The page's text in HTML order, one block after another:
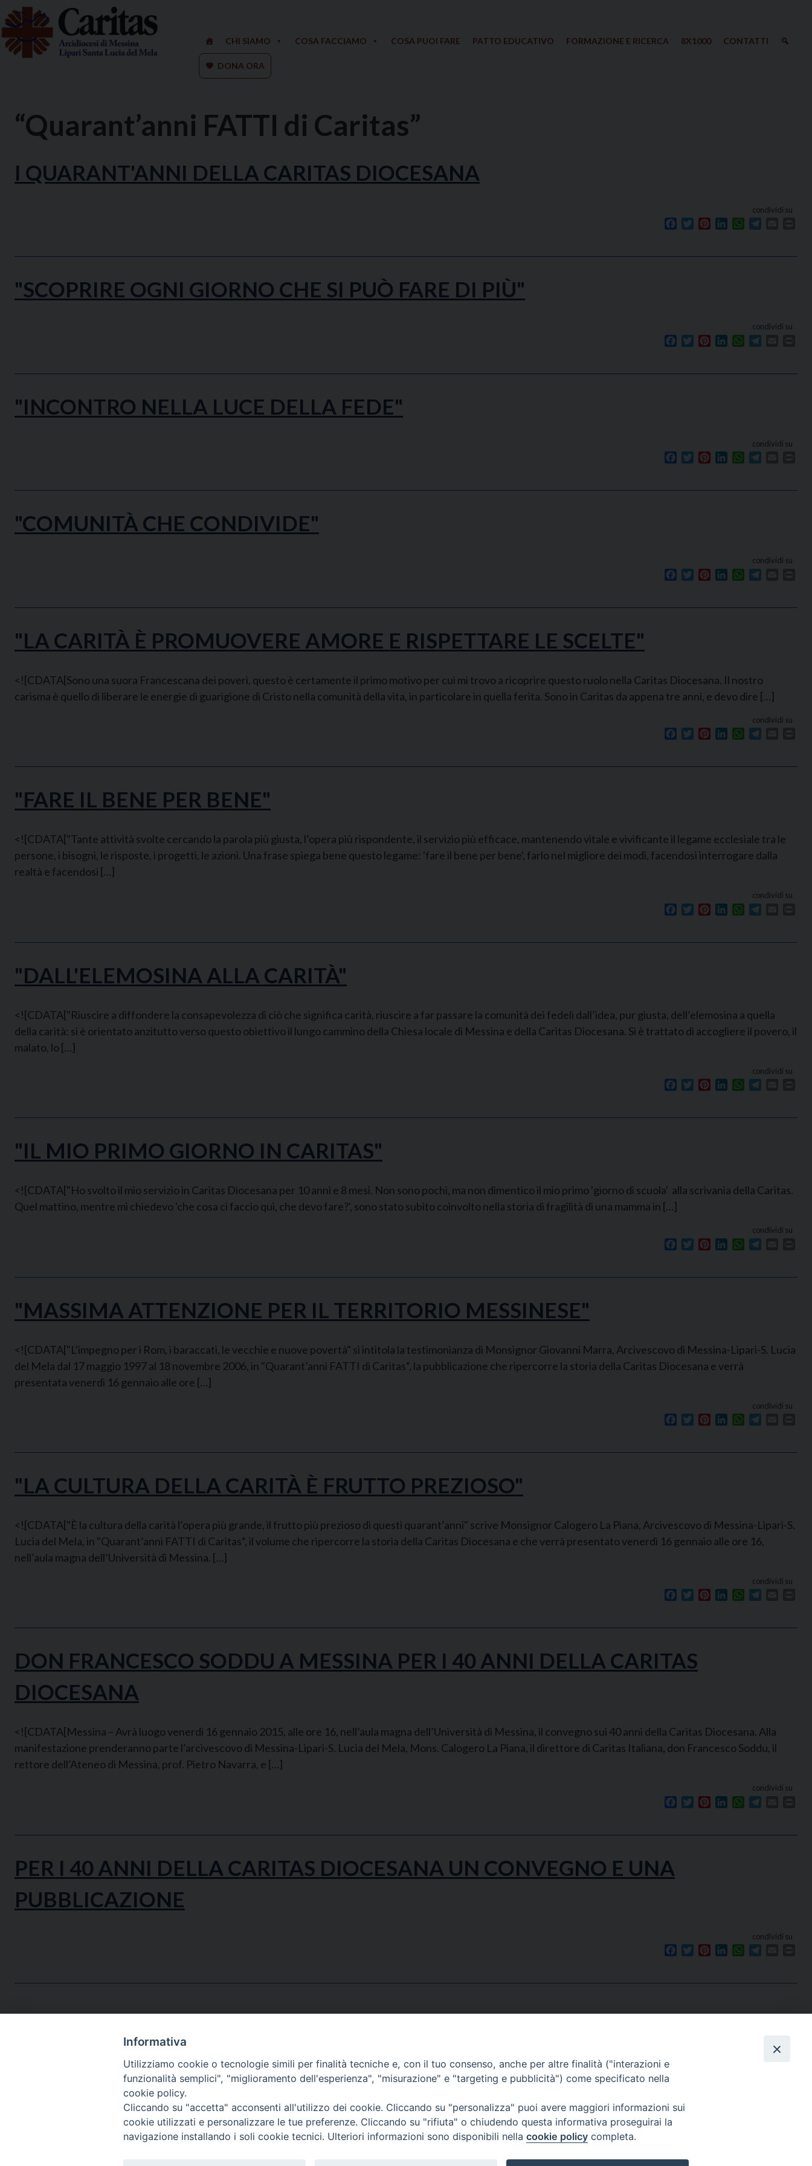
Skip
to
content
CHI SIAMO COSA FACCIAMO COSA PUOI FARE PATTO EDUCATIVO FORMAZIONE E RICERCA 8X1000 CONTATTI
DONA ORA
“Quarant’anni FATTI di Caritas”
I QUARANT'ANNI DELLA CARITAS DIOCESANA
condividi su
Facebook
TwitterPinterestLinkedInWhatsApp
"SCOPRIRE OGNI GIORNO CHE SI PUÒ FARE DI PIÙ"
condividi su
Facebook
TwitterPinterestLinkedInWhatsApp
"INCONTRO NELLA LUCE DELLA FEDE"
condividi su
Facebook
TwitterPinterestLinkedInWhatsApp
"COMUNITÀ CHE CONDIVIDE"
condividi su
Facebook
TwitterPinterestLinkedInWhatsApp
"LA CARITÀ È PROMUOVERE AMORE E RISPETTARE LE SCELTE"
<![CDATA[Sono una suora Francescana dei poveri, questo è certamente il primo motivo per cui mi trovo a ricoprire questo ruolo nella Caritas Diocesana. Il nostro
carisma è quello di liberare le energie di guarigione di Cristo nella comunità della vita, in particolare in quella ferita. Sono in Caritas da appena tre anni, e devo dire […]
condividi su
Facebook
TwitterPinterestLinkedInWhatsApp
"FARE IL BENE PER BENE"
<![CDATA["Tante attività svolte cercando la parola più giusta, l’opera più rispondente, il servizio più efficace, mantenendo vitale e vivificante il legame ecclesiale tra le
persone, i bisogni, le risposte, i progetti, le azioni. Una frase spiega bene questo legame: 'fare il bene per bene', farlo nel migliore dei modi, facendosi interrogare dalla
realtà e facendosi […]
condividi su
Facebook
TwitterPinterestLinkedInWhatsApp
"DALL'ELEMOSINA ALLA CARITÀ"
<![CDATA["Riuscire a diffondere la consapevolezza di ciò che significa carità, riuscire a far passare la comunità dei fedeli dall’idea, pur giusta, dell’elemosina a quella
della carità: si è orientato anzitutto verso questo obiettivo il lungo cammino della Chiesa locale di Messina e della Caritas Diocesana. Si è trattato di accogliere il povero, il
malato, lo […]
condividi su
Facebook
TwitterPinterestLinkedInWhatsApp
"IL MIO PRIMO GIORNO IN CARITAS"
<![CDATA["Ho svolto il mio servizio in Caritas Diocesana per 10 anni e 8 mesi. Non sono pochi, ma non dimentico il mio primo 'giorno di scuola' alla scrivania della Caritas.
Quel mattino, mentre mi chiedevo 'che cosa ci faccio qui, che devo fare?', sono stato subito coinvolto nella storia di fragilità di una mamma in […]
condividi su
Facebook
TwitterPinterestLinkedInWhatsApp
"MASSIMA ATTENZIONE PER IL TERRITORIO MESSINESE"
<![CDATA["L’impegno per i Rom, i baraccati, le vecchie e nuove povertà" si intitola la testimonianza di Monsignor Giovanni Marra, Arcivescovo di Messina-Lipari-S. Lucia
del Mela dal 17 maggio 1997 al 18 novembre 2006, in "Quarant’anni FATTI di Caritas“, la pubblicazione che ripercorre la storia della Caritas Diocesana e verrà
presentata venerdì 16 gennaio alle ore […]
condividi su
Facebook
TwitterPinterestLinkedInWhatsApp
"LA CULTURA DELLA CARITÀ È FRUTTO PREZIOSO"
<![CDATA["È la cultura della carità l’opera più grande, il frutto più prezioso di questi quarant’anni" scrive Monsignor Calogero La Piana, Arcivescovo di Messina-Lipari-S.
Lucia del Mela, in "Quarant’anni FATTI di Caritas“, il volume che ripercorre la storia della Caritas Diocesana e che verrà presentato venerdì 16 gennaio alle ore 16,
nell’aula magna dell’Università di Messina. […]
condividi su
Facebook
TwitterPinterestLinkedInWhatsApp
DON FRANCESCO SODDU A MESSINA PER I 40 ANNI DELLA CARITAS
DIOCESANA
<![CDATA[Messina – Avrà luogo venerdì 16 gennaio 2015, alle ore 16, nell’aula magna dell’Università di Messina, il convegno sui 40 anni della Caritas Diocesana. Alla
manifestazione prenderanno parte l’arcivescovo di Messina-Lipari-S. Lucia del Mela, Mons. Calogero La Piana, il direttore di Caritas Italiana, don Francesco Soddu, il
rettore dell’Ateneo di Messina, prof. Pietro Navarra, e […]
condividi su
Facebook
TwitterPinterestLinkedInWhatsApp
PER I 40 ANNI DELLA CARITAS DIOCESANA UN CONVEGNO E UNA
PUBBLICAZIONE
condividi su
Facebook
TwitterPinterestLinkedInWhatsApp
Via Emilia, 19 (Provinciale)
98124 - Messina
9.30 alle ore 12.30.
Tel. 090.9146045
mail:ufficiocaritas@diocesimessina.it
Informativa
Utilizziamo cookie o tecnologie simili per finalità tecniche e, con il tuo consenso, anche per altre finalità ("interazioni e
funzionalità semplici", "miglioramento dell'esperienza", "misurazione" e "targeting e pubblicità") come specificato nella
cookie policy.
Cliccando su "accetta" acconsenti all'utilizzo dei cookie. Cliccando su "personalizza" puoi avere maggiori informazioni sui
cookie utilizzati e personalizzare le tue preferenze. Cliccando su "rifiuta" o chiudendo questa informativa proseguirai la
navigazione installando i soli cookie tecnici. Ulteriori informazioni sono disponibili nella cookie policy completa.